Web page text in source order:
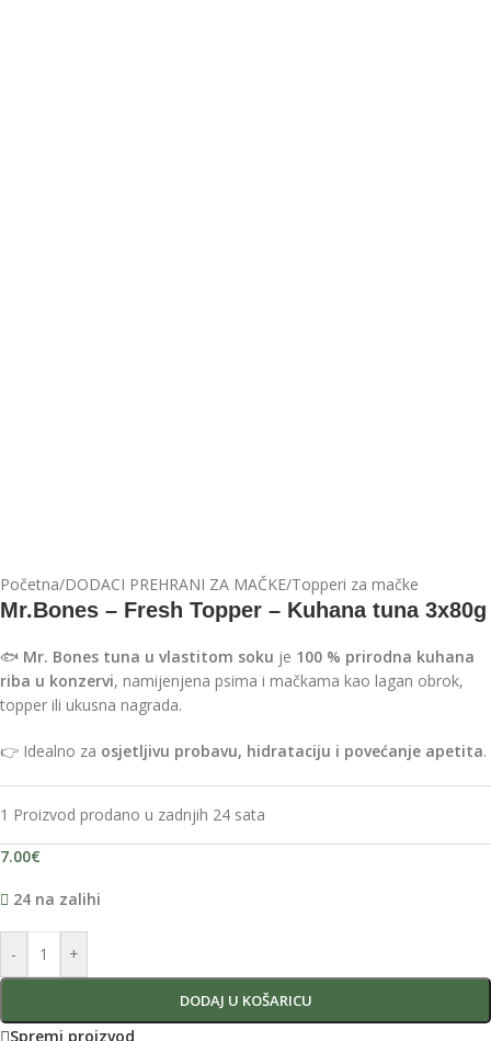
Početna/DODACI PREHRANI ZA MAČKE/Topperi za mačke
Mr.Bones – Fresh Topper – Kuhana tuna 3x80g
🐟 Mr. Bones tuna u vlastitom soku je 100 % prirodna kuhana
riba u konzervi, namijenjena psima i mačkama kao lagan obrok,
topper ili ukusna nagrada.
👉 Idealno za osjetljivu probavu, hidrataciju i povećanje apetita.
1 Proizvod prodano u zadnjih 24 sata
7.00€
24 na zalihi
- +
DODAJ U KOŠARICU
Spremi proizvod